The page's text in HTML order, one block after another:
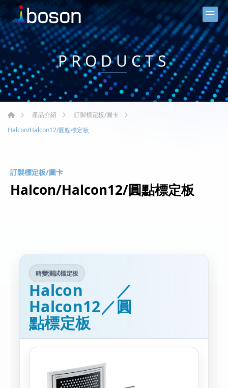
PRODUCTS
產品介紹
訂製標定板/圖卡
Halcon/Halcon12/圓點標定板
訂製標定板/圖卡
Halcon/Halcon12/圓點標定板
畸變測試標定板
Halcon／
Halcon12／圓
點標定板